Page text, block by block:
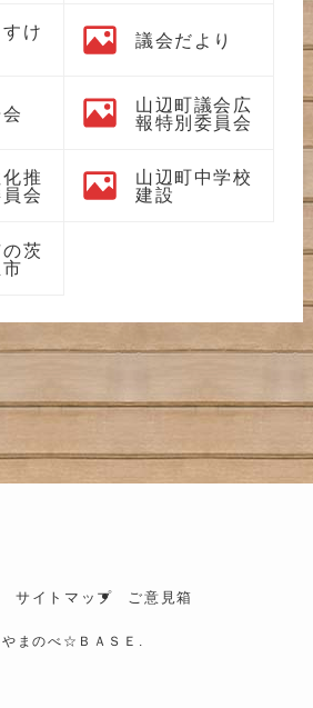
け
議会だより
山辺町議会広
報特別委員会
推
会
山辺町中学校
建設
茨
サイトマップ ご意見箱
やまのべ☆ＢＡＳＥ.